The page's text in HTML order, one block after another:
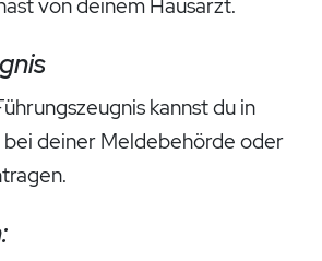
kannst du in
bei deiner Meldebehörde oder